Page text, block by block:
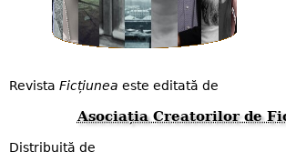
Revista Ficțiunea este editată de
Asociația Creatorilor de
Distribuită de